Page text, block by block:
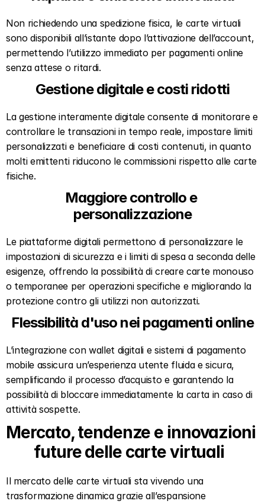
Non richiedendo una spedizione fisica, le carte virtuali
sono disponibili all’istante dopo l’attivazione dell’account,
permettendo l’utilizzo immediato per pagamenti online
senza attese o ritardi.
Gestione digitale e costi ridotti
La gestione interamente digitale consente di monitorare e
controllare le transazioni in tempo reale, impostare limiti
personalizzati e beneficiare di costi contenuti, in quanto
molti emittenti riducono le commissioni rispetto alle carte
fisiche.
Maggiore controllo e
personalizzazione
Le piattaforme digitali permettono di personalizzare le
impostazioni di sicurezza e i limiti di spesa a seconda delle
esigenze, offrendo la possibilità di creare carte monouso
o temporanee per operazioni specifiche e migliorando la
protezione contro gli utilizzi non autorizzati.
Flessibilità d'uso nei pagamenti online
L’integrazione con wallet digitali e sistemi di pagamento
mobile assicura un’esperienza utente fluida e sicura,
semplificando il processo d’acquisto e garantendo la
possibilità di bloccare immediatamente la carta in caso di
attività sospette.
Mercato, tendenze e innovazioni
future delle carte virtuali
Il mercato delle carte virtuali sta vivendo una
trasformazione dinamica grazie all’espansione